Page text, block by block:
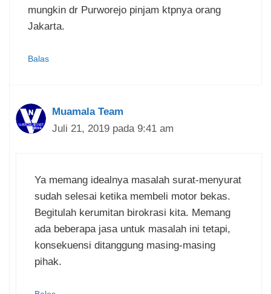
mungkin dr Purworejo pinjam ktpnya orang
Jakarta.
Balas
Muamala Team
Juli 21, 2019 pada 9:41 am
Ya memang idealnya masalah surat-menyurat
sudah selesai ketika membeli motor bekas.
Begitulah kerumitan birokrasi kita. Memang
ada beberapa jasa untuk masalah ini tetapi,
konsekuensi ditanggung masing-masing
pihak.